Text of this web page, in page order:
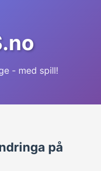
- med spill!
på